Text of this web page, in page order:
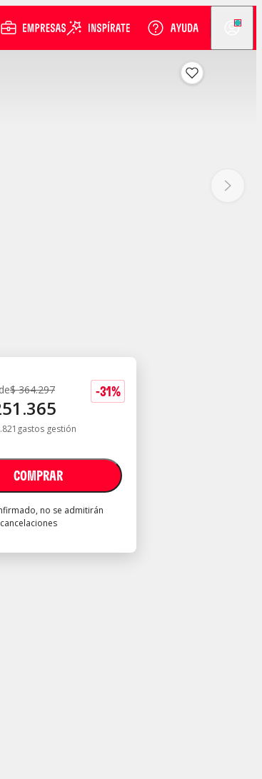
-31%
$ 364.297
gastos gestión
COMPRAR
no se admitirán